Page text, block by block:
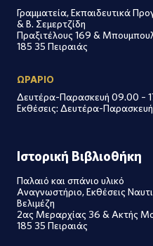
Γραμματεία, Εκπαιδευτικά
& Β. Σεμερτζίδη
Πραξιτέλους 169 &
185 35 Πειραιάς
ΩΡΑΡΙΟ
Δευτέρα-Παρασκευή 09.00 –
Εκθέσεις: Δευτέρα-
Ιστορική Βιβλιοθήκη
Παλαιό και σπάνιο υλικό
Αναγνωστήριο, Εκθέσεις
Βελιμέζη
2ας Μεραρχίας 36 & Ακτής
185 35 Πειραιάς